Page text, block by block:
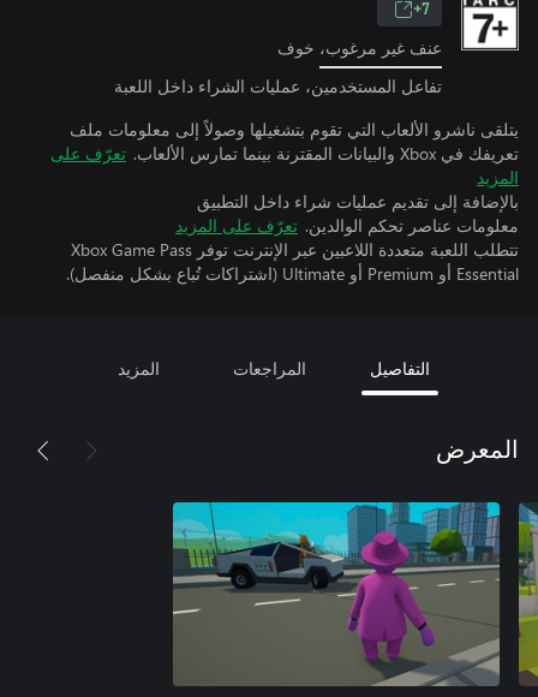
7+
عنف غير مرغوب، خوف
تفاعل المستخدمين، عمليات الشراء داخل اللعبة
يتلقى ناشرو الألعاب التي تقوم بتشغيلها وصولاً إلى معلومات ملف
تعريفك في Xbox والبيانات المقترنة بينما تمارس الألعاب.
تعرّف على
المزيد
بالإضافة إلى تقديم عمليات شراء داخل التطبيق
معلومات عناصر تحكم الوالدين. تعرّف على المزيد
تتطلب اللعبة متعددة اللاعبين عبر الإنترنت توفر Xbox Game Pass
Essential أو Premium أو Ultimate (اشتراكات تُباع بشكل منفصل).
التفاصيل المراجعات المزيد
المعرض